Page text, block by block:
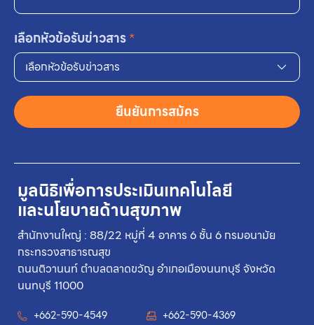
มูลนิธิเพื่อการประเมินเทคโนโลยี
และนโยบายด้านสุขภาพ
สำนักงานใหญ่ : 88/22 หมู่ที่ 4 อาคาร 6 ชั้น 6 กรมอนามัย
กระทรวงสาธารณสุข
ถนนติวานนท์ ตำบลตลาดขวัญ อำเภอเมืองนนทบุรี จังหวัด
นนทบุรี 11000
+662-590-4549
+662-590-4369
เลือกหัวข้อรับข่าวสาร*
เลือกหัวข้อรับข่าวสาร
ยืนยันการสมัคร